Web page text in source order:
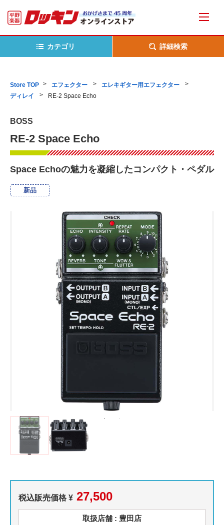
カテゴリ 詳細検索
Store TOP エフェクター
エレキギター用エフェクター
ディレイ
RE-2 Space Echo
BOSS
RE-2 Space Echo
Space Echoの魅力を凝縮したコンパクト・ペダル
新品
税込販売価格 ¥ 27,500
取扱店舗 : 豊田店